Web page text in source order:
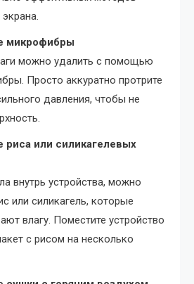
микрофибры
можно удалить с помощью
Просто аккуратно протрите
давления, чтобы не
риса или силикагелевых
внутрь устройства, можно
или силикагель, которые
влагу. Поместите устройство
с рисом на несколько